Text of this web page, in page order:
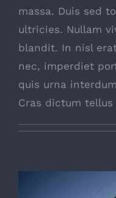
massa. Duis sed
ultricies. Nullam
blandit. In nisl
nec, imperdiet
quis urna
Cras dictum tellus